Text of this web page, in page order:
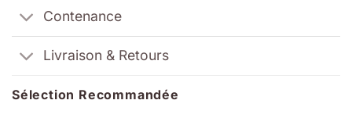
Contenance
Livraison & Retours
Sélection Recommandée